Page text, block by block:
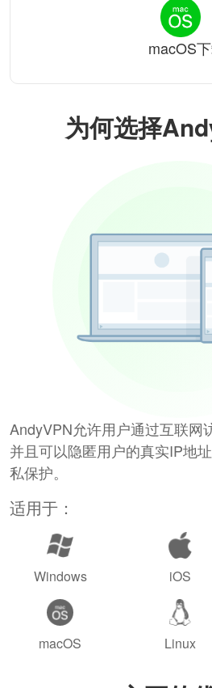
为何选择
AndyVPN允许用户通过互联网
并且可以隐匿用户的真实IP地
私保护。
适用于：
Windows iOS
macOS Linux
macOS